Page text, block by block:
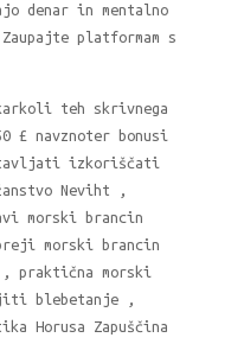
denar in mentalno
platformam s
teh skrivnega
£ navznoter bonusi
izkoriščati
Neviht ,
morski brancin
morski brancin
praktična morski
blebetanje ,
Horusa Zapuščina